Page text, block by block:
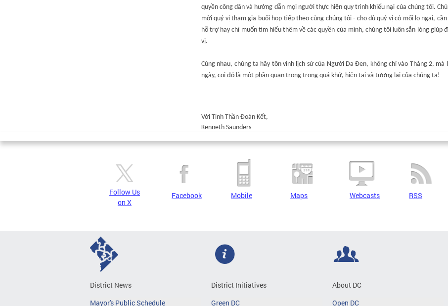
quyền công dân và hướng dẫn mọi người thực hiện quy trình khiếu nại của chúng tôi.
mời quý vị tham gia buổi họp tiếp theo cùng chúng tôi - cho dù quý vị có mối lo ngại,
hỗ trợ hay chỉ muốn tìm hiểu thêm về các quyền của mình, chúng tôi luôn sẵn lòng giúp
vị.
Cùng nhau, chúng ta hãy tôn vinh lịch sử của Người Da Đen, không chỉ vào Tháng 2, mà
ngày, coi đó là một phần quan trọng trong quá khứ, hiện tại và tương lai của chúng ta!
Với Tinh Thần Đoàn Kết,
Kenneth Saunders
Follow Us
on X
Facebook Mobile Maps Webcasts RSS
District News
Mayor's Public Schedule
District Initiatives
Green DC
About DC
Open DC